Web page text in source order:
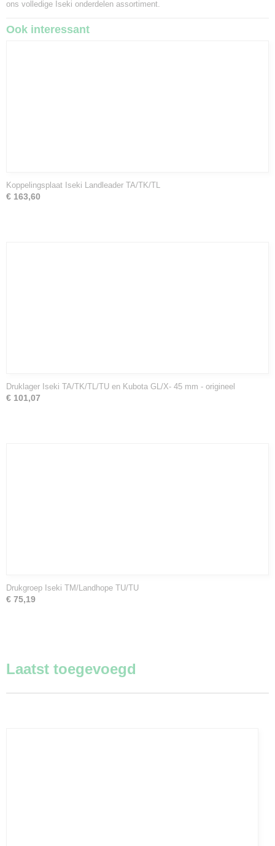
ons volledige Iseki onderdelen assortiment.
Ook interessant
Koppelingsplaat Iseki Landleader TA/TK/TL
€ 163,60
Druklager Iseki TA/TK/TL/TU en Kubota GL/X- 45 mm - origineel
€ 101,07
Drukgroep Iseki TM/Landhope TU/TU
€ 75,19
Laatst toegevoegd